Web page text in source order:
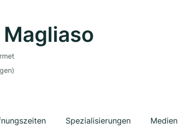
Spezialisierungen Medien